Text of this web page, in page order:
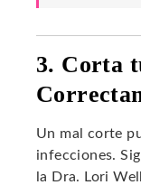
3. Corta
Un mal corte
infecciones.
la Dra. Lori